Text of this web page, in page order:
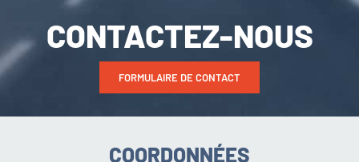
CONTACTEZ-NOUS
FORMULAIRE DE CONTACT
COORDONNÉES